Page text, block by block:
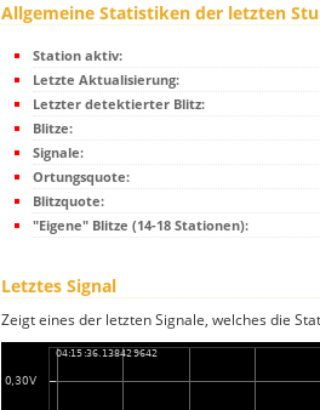
Allgemeine Statistiken der letzten
Station aktiv:
Letzte Aktualisierung:
Letzter detektierter Blitz:
Blitze:
Signale:
Ortungsquote:
Blitzquote:
"Eigene" Blitze (14-18 Stationen):
Letztes Signal
Zeigt eines der letzten Signale, welches die